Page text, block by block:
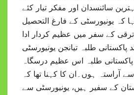
سائنسدان اور مفکر تیار کئے
کہ یونیورسٹی کے فارغ التحصیل
کے سفر میں عظیم کردار ادا
سے زائد پاکستانی طلبہ تیانجن یونیورسٹی
پاکستانی طلبہ اس عظیم درسگاہ
آراستہ ہوں۔ان کا کہنا تھا کہ
کے سفیر ہیں، یونیورسٹی سے